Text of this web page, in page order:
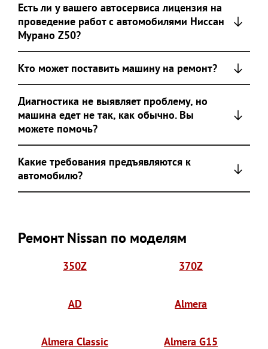
Есть ли у вашего автосервиса лицензия на
проведение работ с автомобилями Ниссан
Мурано Z50?
Кто может поставить машину на ремонт?
Диагностика не выявляет проблему, но
машина едет не так, как обычно. Вы
можете помочь?
Какие требования предъявляются к
автомобилю?
Ремонт Nissan по моделям
350Z 370Z
AD Almera
Almera Classic Almera G15